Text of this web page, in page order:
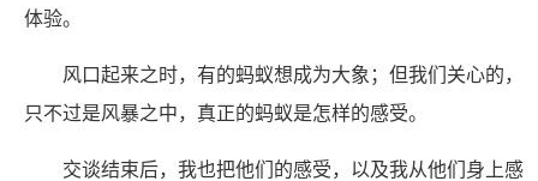
体验。
风口起来之时，有的蚂蚁想成为大象；但我们关心的，
只不过是风暴之中，真正的蚂蚁是怎样的感受。
交谈结束后，我也把他们的感受，以及我从他们身上感